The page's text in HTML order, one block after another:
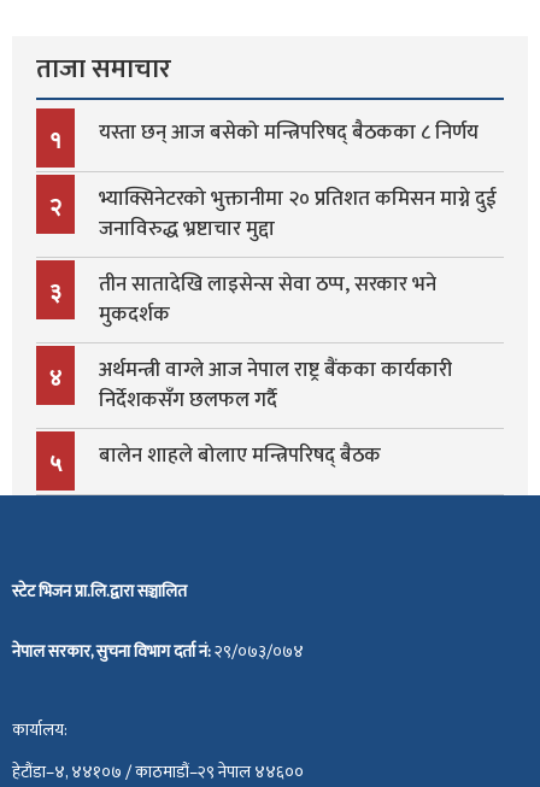
ताजा समाचार
१ यस्ता छन् आज बसेको मन्त्रिपरिषद् बैठकका ८ निर्णय
२
भ्याक्सिनेटरको भुक्तानीमा २० प्रतिशत कमिसन माग्ने दुई
जनाविरुद्ध भ्रष्टाचार मुद्दा
३
तीन सातादेखि लाइसेन्स सेवा ठप्प, सरकार भने
मुकदर्शक
४
अर्थमन्त्री वाग्ले आज नेपाल राष्ट्र बैंकका कार्यकारी
निर्देशकसँग छलफल गर्दै
५ बालेन शाहले बोलाए मन्त्रिपरिषद् बैठक
स्टेट भिजन प्रा.लि.द्वारा सञ्चालित
नेपाल सरकार, सुचना विभाग दर्ता नं:२९/०७३/०७४
कार्यालय:
हेटौंडा–४, ४४१०७ / काठमाडौं–२९ नेपाल ४४६००